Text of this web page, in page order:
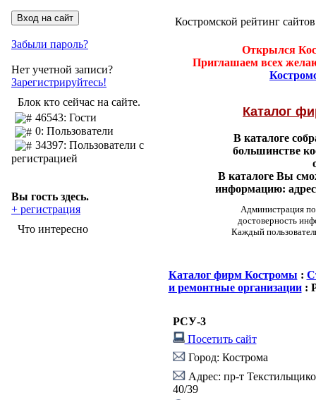
Забыли пароль?
Нет учетной записи?
Зарегистрируйтесь!
Блок кто сейчас на сайте.
46543: Гости
0: Пользователи
34397: Пользователи с
регистрацией
Вы гость здесь.
+ регистрация
Что интересно
Костромской рейтинг сайтов
Открылся
Приглашаем всех
Каталог
В каталоге
большинстве
В каталоге Вы
информацию:
Администрация
достоверность
Каждый
Каталог фирм Костромы :
и ремонтные организации:
РСУ-3
Посетить сайт
Город: Кострома
Адрес: пр-т
40/39